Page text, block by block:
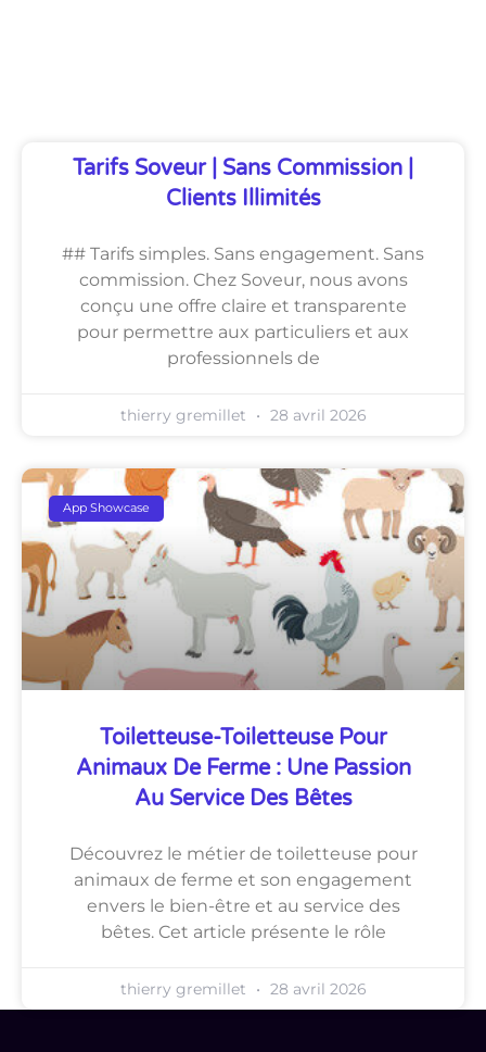
Tarifs Soveur | Sans Commission |
Clients Illimités
## Tarifs simples. Sans engagement. Sans
commission. Chez Soveur, nous avons
conçu une offre claire et transparente
pour permettre aux particuliers et aux
professionnels de
thierry gremillet 28 avril 2026
App Showcase
Toiletteuse-Toiletteuse Pour
Animaux De Ferme : Une Passion
Au Service Des Bêtes
Découvrez le métier de toiletteuse pour
animaux de ferme et son engagement
envers le bien-être et au service des
bêtes. Cet article présente le rôle
thierry gremillet 28 avril 2026